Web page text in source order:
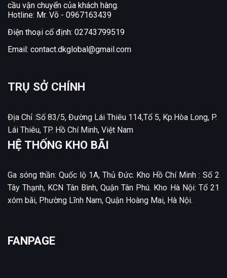
cầu vận chuyển của khách hàng.
Hotline: Mr. Võ - 0967163439
Điện thoại cố định: 02743799519
Email: contact.dkglobal@gmail.com
TRỤ SỞ CHÍNH
Địa Chỉ :Số 83/5, Đường Lái Thiêu 114,Tổ 5, Kp.Hòa Long, P.
Lái Thiêu, TP. Hồ Chí Minh, Việt Nam
HỆ THỐNG KHO BÃI
Ga sóng thần: Quốc lộ 1A, Thủ Đức. Kho Hồ Chí Minh : Số 2
Tây Thạnh, KCN Tân Bình, Quận Tân Phú. Kho Hà Nội: Tổ 21
xóm bãi, Phường Lĩnh Nam, Quận Hoàng Mai, Hà Nội.
FANPAGE